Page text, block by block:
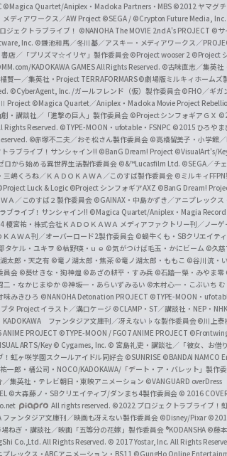
©Magica Quartet/Aniplex・Madoka Partners・MBS ©2012 ヤマグチ
ディアワークス／AW Project ©SEGA / ©Crypton Future Media,
ェクトラブライブ！ ©NANOHA The MOVIE 2nd A's PROJECT ©サ
Inc. ©鎌池和馬／冬川基／アスキー・メディアワークス／
店／「プリズマ☆イリヤ」製作委員会©Project wooser 2 ©Project
KADOKAWA GAMES All Rights Reserved. ©古味直志／集英社
賢一／集英社・Project TERRAFORMARS©劇場版ミルキィホームズ
©CyberAgent, Inc. /ガールフレンド（仮）製作委員会©FHO／ギガ
Project ©Magica Quartet／Aniplex・Madoka Movie Project
・講談社／「進撃の巨人」製作委員会 ©Project シンフォギアＧＸ
Rights Reserved. ©TYPE-MOON・ufotable・FSNPC ©2015 ひろやま
©赤塚不二夫／おそ松さん製作委員会 ©高橋留美子・小学館
ラブライブ！サンシャイン!! ©BanG Dream! Project ©VisualArt's/
ロから始める異世界生活製作委員会 ©&™Lucasfilm Ltd. ©SEGA／チ
嶋くろね／ＫＡＤＯＫＡＷＡ／このすば製作委員会 ©ミルキィ
Luck & Logic ©Project シンフォギアAXZ ©BanG Dream!
Ａ／このすば２製作委員会 ©GAINAX・中島かずき／アニプレックス
ブライブ！サンシャイン!! ©Magica Quartet/Aniplex・Magia
榎宮祐・株式会社ＫＡＤＯＫＡＷＡ メディアファクトリー刊／ノー
ＡＷＡ刊／オーバーロード2製作委員会 ©蝸牛くも・SBクリエイテ
タケル・ユキヲ ©枯野瑛・ｕｅ ©気がつけば毛玉・かにビーム ©久慈
太郎・天之有 ©竜ノ湖太郎・焦茶 ©竜ノ湖太郎・ももこ ©谷川流・
員会 ©葵せきな・狗神煌 ©あざの耕平・すみ兵 ©石踏一榮・みやま零
二・なかじまゆか ©神坂一・あらいずみるい ©木村心一・こぶいち む
味みきひろ ©NANOHA Detonation PROJECT ©TYPE-MOON・
タ Project イラスト／溝口ケージ ©CLAMP・ST／講談社・NEP・NHK
ファンタジア文庫刊／冴えない♭な製作委員会©川上泰
PROJECT ©TYPE-MOON / FGO7 ANIME PROJECT
ARTS/Key © Cygames, Inc. © 宮島礼吏・講談社／「彼女、お借
虹ヶ咲学園スクールアイドル同好会 ©SUNRISE ©BANDAI NAMCO
一郎・橘公司・NOCO/KADOKAWA/「デート・ア・バレット」製作
集英社・テレビ朝日・東映アニメーション ©VANGUARD
©大森藤ノ・SBクリエイティブ/ダンまち4製作委員会 © 2016
All rights reserved. ©2022 プロジェクトラブライブ！
ァンタジア文庫刊／映画も冴えない製作委員会 ©Disney/Pixar
ねぎ・講談社／映画「五等分の花嫁」製作委員会 ®KODANSHA ©藤
Co.,Ltd. All Rights Reserved. © 2017 Yostar, Inc. All Rights
レックス・ABCアニメーション・BS11 ©GungHo Online